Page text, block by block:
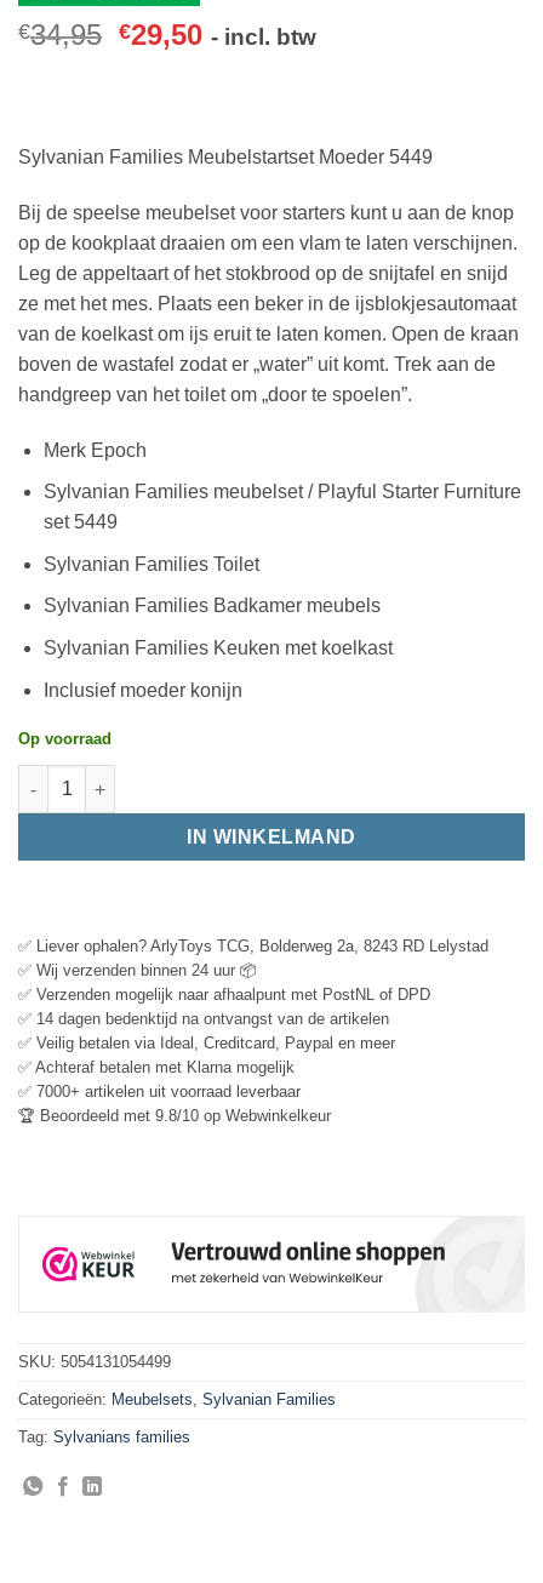
€34,95 €29,50 - incl. btw
Sylvanian Families Meubelstartset Moeder 5449
Bij de speelse meubelset voor starters kunt u aan de knop
op de kookplaat draaien om een vlam te laten verschijnen.
Leg de appeltaart of het stokbrood op de snijtafel en snijd
ze met het mes. Plaats een beker in de ijsblokjesautomaat
van de koelkast om ijs eruit te laten komen. Open de kraan
boven de wastafel zodat er „water” uit komt. Trek aan de
handgreep van het toilet om „door te spoelen”.
Merk Epoch
Sylvanian Families meubelset / Playful Starter Furniture
set 5449
Sylvanian Families Toilet
Sylvanian Families Badkamer meubels
Sylvanian Families Keuken met koelkast
Inclusief moeder konijn
Op voorraad
IN WINKELMAND
✅ Liever ophalen? ArlyToys TCG, Bolderweg 2a, 8243 RD Lelystad
✅ Wij verzenden binnen 24 uur 📦
✅ Verzenden mogelijk naar afhaalpunt met PostNL of DPD
✅ 14 dagen bedenktijd na ontvangst van de artikelen
✅ Veilig betalen via Ideal, Creditcard, Paypal en meer
✅ Achteraf betalen met Klarna mogelijk
✅ 7000+ artikelen uit voorraad leverbaar
🏆 Beoordeeld met 9.8/10 op Webwinkelkeur
SKU: 5054131054499
Categorieën: Meubelsets Sylvanian Families
Tag: Sylvanians families